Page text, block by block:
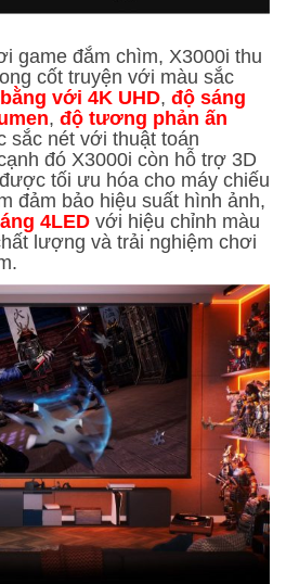
game đắm chìm, X3000i thu
cốt truyện với màu sắc
với 4K UHD, độ sáng
, độ tương phản ấn
sắc nét với thuật toán
đó X3000i còn hỗ trợ 3D
tối ưu hóa cho máy chiếu
đảm bảo hiệu suất hình ảnh,
4LED với hiệu chỉnh màu
lượng và trải nghiệm chơi